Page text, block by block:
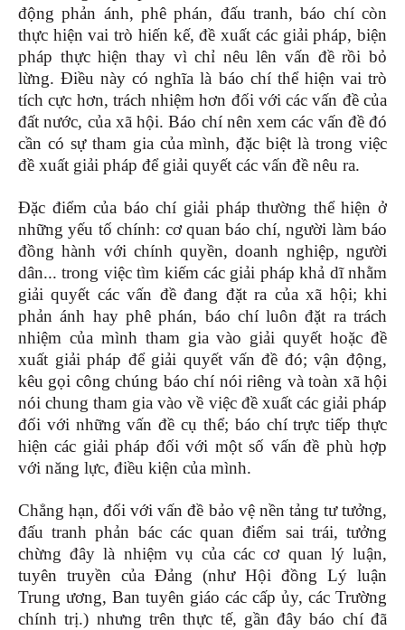
động phản ánh, phê phán, đấu tranh, báo chí còn
thực hiện vai trò hiến kế, đề xuất các giải pháp, biện
pháp thực hiện thay vì chỉ nêu lên vấn đề rồi bỏ
lừng. Điều này có nghĩa là báo chí thể hiện vai trò
tích cực hơn, trách nhiệm hơn đối với các vấn đề của
đất nước, của xã hội. Báo chí nên xem các vấn đề đó
cần có sự tham gia của mình, đặc biệt là trong việc
đề xuất giải pháp để giải quyết các vấn đề nêu ra.
Đặc điểm của báo chí giải pháp thường thể hiện ở
những yếu tố chính: cơ quan báo chí, người làm báo
đồng hành với chính quyền, doanh nghiệp, người
dân... trong việc tìm kiếm các giải pháp khả dĩ nhằm
giải quyết các vấn đề đang đặt ra của xã hội; khi
phản ánh hay phê phán, báo chí luôn đặt ra trách
nhiệm của mình tham gia vào giải quyết hoặc đề
xuất giải pháp để giải quyết vấn đề đó; vận động,
kêu gọi công chúng báo chí nói riêng và toàn xã hội
nói chung tham gia vào về việc đề xuất các giải pháp
đối với những vấn đề cụ thể; báo chí trực tiếp thực
hiện các giải pháp đối với một số vấn đề phù hợp
với năng lực, điều kiện của mình.
Chẳng hạn, đối với vấn đề bảo vệ nền tảng tư tưởng,
đấu tranh phản bác các quan điểm sai trái, tưởng
chừng đây là nhiệm vụ của các cơ quan lý luận,
tuyên truyền của Đảng (như Hội đồng Lý luận
Trung ương, Ban tuyên giáo các cấp ủy, các Trường
chính trị.) nhưng trên thực tế, gần đây báo chí đã